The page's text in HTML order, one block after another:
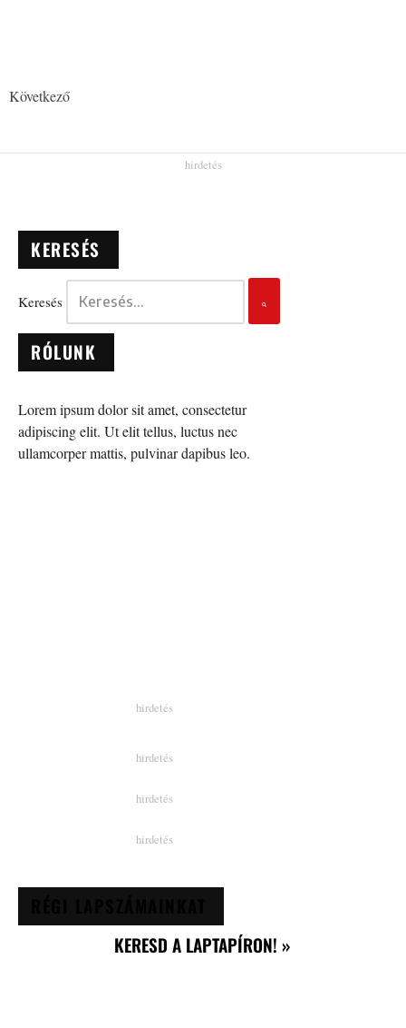
Következő
KERESÉS
Keresés
RÓLUNK
Lorem ipsum dolor sit amet, consectetur
adipiscing elit. Ut elit tellus, luctus nec
ullamcorper mattis, pulvinar dapibus leo.
KERESD A LAPTAPÍRON! »